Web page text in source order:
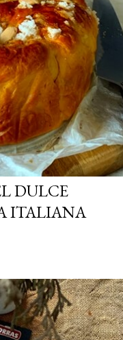
DULCE
ITALIANA